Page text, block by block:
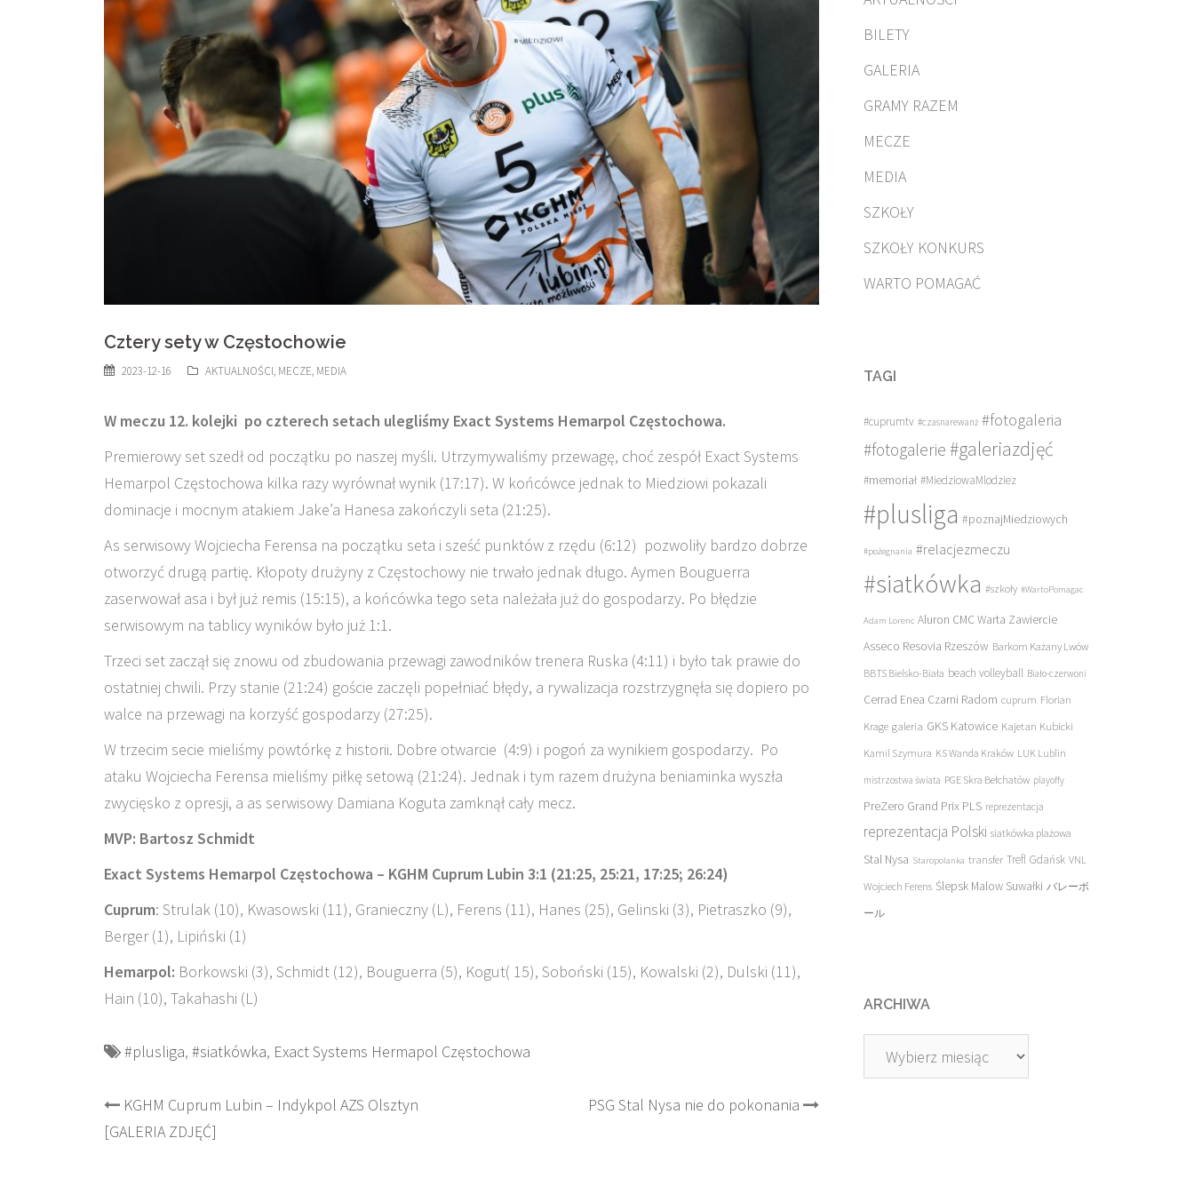
Cztery sety w Częstochowie
2023-12-16 AKTUALNOŚCI, MECZE, MEDIA
W meczu 12. kolejki po czterech setach ulegliśmy Exact Systems Hemarpol Częstochowa.
Premierowy set szedł od początku po naszej myśli. Utrzymywaliśmy przewagę, choć zespół Exact Systems
Hemarpol Częstochowa kilka razy wyrównał wynik (17:17). W końcówce jednak to Miedziowi pokazali
dominacje i mocnym atakiem Jake’a Hanesa zakończyli seta (21:25).
As serwisowy Wojciecha Ferensa na początku seta i sześć punktów z rzędu (6:12) pozwoliły bardzo dobrze
otworzyć drugą partię. Kłopoty drużyny z Częstochowy nie trwało jednak długo. Aymen Bouguerra
zaserwował asa i był już remis (15:15), a końcówka tego seta należała już do gospodarzy. Po błędzie
serwisowym na tablicy wyników było już 1:1.
Trzeci set zaczął się znowu od zbudowania przewagi zawodników trenera Ruska (4:11) i było tak prawie do
ostatniej chwili. Przy stanie (21:24) goście zaczęli popełniać błędy, a rywalizacja rozstrzygnęła się dopiero po
walce na przewagi na korzyść gospodarzy (27:25).
W trzecim secie mieliśmy powtórkę z historii. Dobre otwarcie (4:9) i pogoń za wynikiem gospodarzy. Po
ataku Wojciecha Ferensa mieliśmy piłkę setową (21:24). Jednak i tym razem drużyna beniaminka wyszła
zwycięsko z opresji, a as serwisowy Damiana Koguta zamknął cały mecz.
MVP: Bartosz Schmidt
Exact Systems Hemarpol Częstochowa – KGHM Cuprum Lubin 3:1 (21:25, 25:21, 17:25; 26:24)
Cuprum: Strulak (10), Kwasowski (11), Granieczny (L), Ferens (11), Hanes (25), Gelinski (3), Pietraszko (9),
Berger (1), Lipiński (1)
Hemarpol: Borkowski (3), Schmidt (12), Bouguerra (5), Kogut( 15), Soboński (15), Kowalski (2), Dulski (11),
Hain (10), Takahashi (L)
#plusliga, #siatkówka, Exact Systems Hermapol Częstochowa
Post
navigation
KGHM Cuprum Lubin – Indykpol AZS Olsztyn
[GALERIA ZDJĘĆ]
PSG Stal Nysa nie do pokonania
BILETY
GALERIA
GRAMY RAZEM
MECZE
MEDIA
SZKOŁY
SZKOŁY KONKURS
WARTO POMAGAĆ
TAGI
#cuprumtv #czasnarewanż #fotogaleria
#fotogalerie #galeriazdjęć
#memoriał #MiedziowaMlodziez
#plusliga #poznajMiedziowych
#pożegnania #relacjezmeczu
#siatkówka #szkoły #WartoPomagac
Adam Lorenc Aluron CMC Warta Zawiercie
Asseco Resovia Rzeszów Barkom Każany Lwów
BBTS Bielsko-Biała beach volleyball Biało-czerwoni
Cerrad Enea Czarni Radom cuprum Florian
Krage galeria GKS Katowice Kajetan Kubicki
Kamil Szymura KS Wanda Kraków LUK Lublin
mistrzostwa świata PGE Skra Bełchatów playoffy
PreZero Grand Prix PLS reprezentacja
reprezentacja Polski siatkówka plażowa
Stal Nysa Staropolanka transfer Trefl Gdańsk VNL
Wojciech Ferens Ślepsk Malow Suwałki バレーボ
ール
ARCHIWA
Archiwa